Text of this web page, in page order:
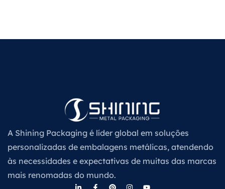
A Shining Packaging é líder global em soluções
personalizadas de embalagens metálicas, atendendo
às necessidades e expectativas de muitas das marcas
mais renomadas do mundo.